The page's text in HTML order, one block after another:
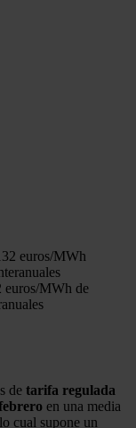
euros/MWh de
de tarifa regulada
en una media
cual supone un